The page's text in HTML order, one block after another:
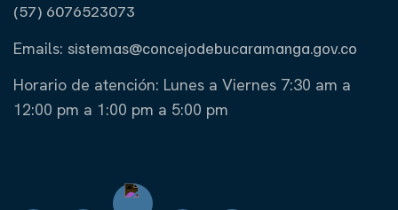
(57) 6076523073
Emails: sistemas@concejodebucaramanga.gov.co
Horario de atención: Lunes a Viernes 7:30 am a
12:00 pm a 1:00 pm a 5:00 pm